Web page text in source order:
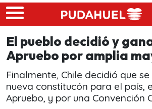
Skip to main content
El pueblo decidió y
Apruebo por amplia
Finalmente, Chile decidió que
nueva constitucón para el país,
Apruebo, y por una Convención